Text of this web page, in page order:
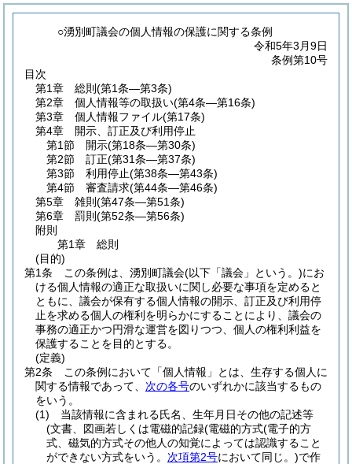
○湧別町議会の個人情報の保護に関する条例
令和5年3月9日
条例第10号
目次
第1章
総則 (第1条―第3条)
第2章
個人情報等の取扱い(第4条―第16条)
第3章
個人情報ファイル(第17条)
第4章
開示、訂正及び利用停止
第1節
開示(第18条―第30条)
第2節
訂正(第31条―第37条)
第3節
利用停止(第38条―第43条)
第4節
審査請求(第44条―第46条)
第5章
雑則 (第47条―第51条)
第6章
罰則 (第52条―第56条)
附則
第1章
総則
(目的)
第1条
この条例は、湧別町議会(以下「議会」という。)にお
ける個人情報の適正な取扱いに関し必要な事項を定めると
ともに、議会が保有する個人情報の開示、訂正及び利用停
止を求める個人の権利を明らかにすることにより、議会の
事務の適正かつ円滑な運営を図りつつ、個人の権利利益を
保護することを目的とする。
(定義)
第2条
この条例において「個人情報」とは、生存する個人に
関する情報であって、 次の各号のいずれかに該当するもの
をいう。
(1)
当該情報に含まれる氏名、生年月日その他の記述等
(文書、図画若しくは電磁的記録(電磁的方式(電子的方
式、磁気的方式その他人の知覚によっては認識すること
ができない方式をいう。 次項第2号において同じ。)で作